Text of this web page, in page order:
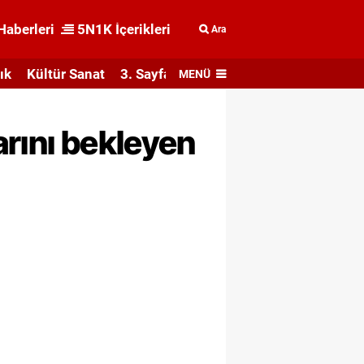
5N1K İçerikleri Ara
Kültür Sanat 3. Sayfa MENÜ
bekleyen